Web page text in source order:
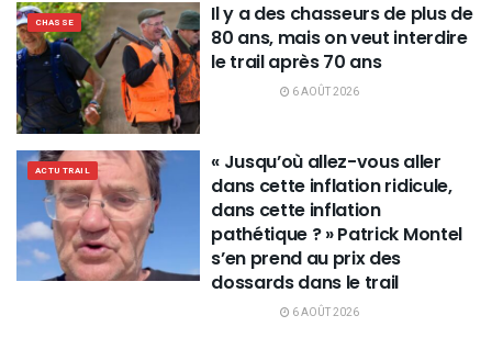
CHASSE
Il y a des chasseurs de plus de
80 ans, mais on veut interdire
le trail après 70 ans
6 AOÛT 2026
ACTU TRAIL
« Jusqu’où allez-vous aller
dans cette inflation ridicule,
dans cette inflation
pathétique ? » Patrick Montel
s’en prend au prix des
dossards dans le trail
6 AOÛT 2026